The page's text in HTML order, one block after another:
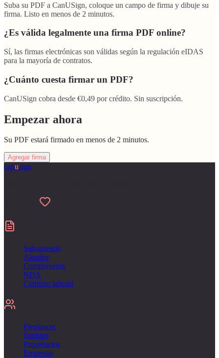
Suba su PDF a CanUSign, coloque un campo de firma y dibuje su
firma. Listo en menos de 2 minutos.
¿Es válida legalmente una firma PDF online?
Sí, las firmas electrónicas son válidas según la regulación eIDAS
para la mayoría de contratos.
¿Cuánto cuesta firmar un PDF?
CanUSign cobra desde €0,49 por crédito. Sin suscripción.
Empezar ahora
Su PDF estará firmado en menos de 2 minutos.
Agregar firma
canusign
Subarriendo
Alquiler
Compraventa
NDA
Contrato laboral
Freelancer
Startups
Propietarios
Empresas